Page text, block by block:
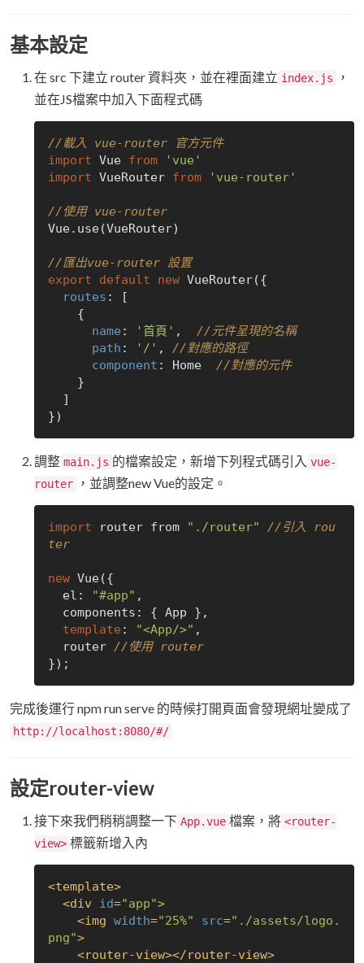
基本設定
在 src 下建立 router 資料夾，並在裡面建立 index.js
，
並在JS檔案中加入下面程式碼
//載入 vue-router 官方元件
import Vue from
'vue'
import VueRouter from 'vue-router'
//使用 vue-router
Vue.use(VueRouter)
//匯出vue-router 設置
export
default new VueRouter({
routes : [
name : '首頁' , //元件呈現的名稱
path : '/' , //對應的路徑
component : Home //對應的元件
調整 main.js 的檔案設定，新增下列程式碼引入 vue-
router
，並調整new Vue的設定。
import router from "./router"
//引入 rou
ter
new Vue({
  el:
"#app" ,
template : "<App/>" ,
  router
//使用 router
完成後運行 npm run serve 的時候打開頁面會發現網址變成了
http://localhost:8080/#/
設定router-view
接下來我們稍稍調整一下 App.vue 檔案，將 <router-
view> 標籤新增入內
<template>
<div id="app">
<img width="25%" src="./assets/logo.
png">
<router-view></router-view>